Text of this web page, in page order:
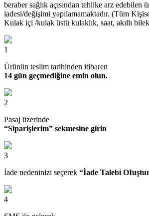
beraber sağlık açısından tehlike arz edebilen
iadesi/değişimi yapılamamaktadır. (Tüm
Kulak içi /kulak üstü kulaklık, saat, akıllı
1
Ürünün teslim tarihinden itibaren
14 gün geçmediğine emin olun.
2
Pasaj üzerinde
“Siparişlerim” sekmesine girin
3
İade nedeninizi seçerek “İade Talebi
4